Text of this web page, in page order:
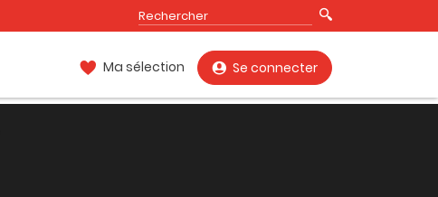
Ma sélection Se connecter